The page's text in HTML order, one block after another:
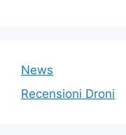
News
Recensioni Droni